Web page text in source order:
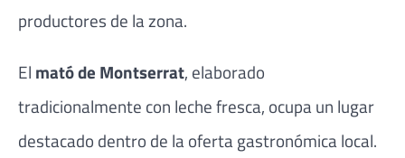
productores de la zona.
El mató de Montserrat, elaborado
tradicionalmente con leche fresca, ocupa un lugar
destacado dentro de la oferta gastronómica local.